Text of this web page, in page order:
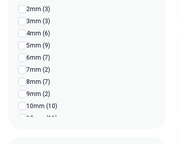
2mm (3)
3mm (3)
4mm (6)
5mm (9)
6mm (7)
7mm (2)
8mm (7)
9mm (2)
10mm (10)
12mm
(11)